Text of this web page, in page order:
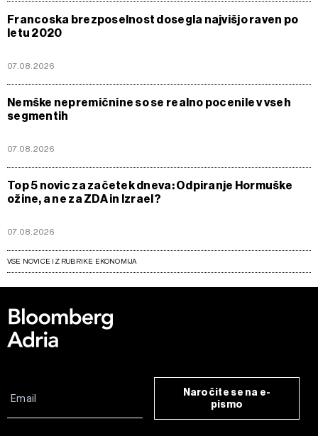
Francoska brezposelnost dosegla najvišjo raven po
letu 2020
07.08.2026
Nemške nepremičnine so se realno pocenile v vseh
segmentih
07.08.2026
Top 5 novic za začetek dneva: Odpiranje Hormuške
ožine, a ne za ZDA in Izrael?
07.08.2026
VSE NOVICE IZ RUBRIKE EKONOMIJA
Naročite se na e-
pismo